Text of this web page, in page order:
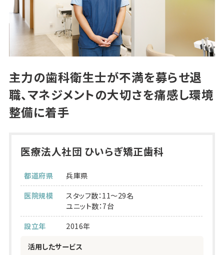
主力の歯科衛生士が不満を募らせ退
職、マネジメントの大切さを痛感し環境
整備に着手
医療法人社団 ひいらぎ矯正歯科
都道府県
兵庫県
医院規模
スタッフ数：11～29名
ユニット数：7台
設立年
2016年
活用したサービス